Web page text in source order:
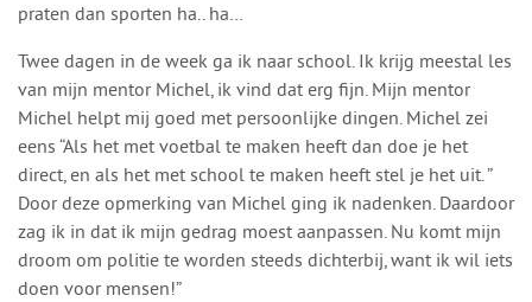
praten dan sporten ha.. ha…
Twee dagen in de week ga ik naar school. Ik krijg meestal les
van mijn mentor Michel, ik vind dat erg fijn. Mijn mentor
Michel helpt mij goed met persoonlijke dingen. Michel zei
eens “Als het met voetbal te maken heeft dan doe je het
direct, en als het met school te maken heeft stel je het uit. ”
Door deze opmerking van Michel ging ik nadenken. Daardoor
zag ik in dat ik mijn gedrag moest aanpassen. Nu komt mijn
droom om politie te worden steeds dichterbij, want ik wil iets
doen voor mensen!”